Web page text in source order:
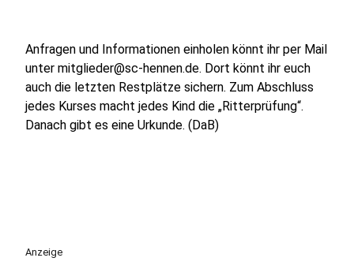
Anfragen und Informationen einholen könnt ihr per Mail
unter mitglieder@sc-hennen.de. Dort könnt ihr euch
auch die letzten Restplätze sichern. Zum Abschluss
jedes Kurses macht jedes Kind die „Ritterprüfung“.
Danach gibt es eine Urkunde. (DaB)
Anzeige